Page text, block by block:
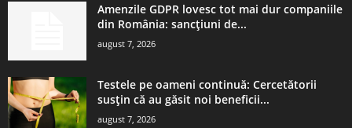
Amenzile GDPR lovesc tot mai dur companiile
din România: sancțiuni de...
august 7, 2026
Testele pe oameni continuă: Cercetătorii
susțin că au găsit noi beneficii...
august 7, 2026